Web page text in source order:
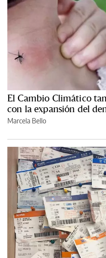
El Cambio Climático
con la expansión del
Marcela Bello